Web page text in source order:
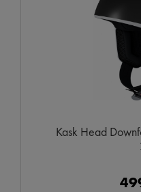
Kask Head